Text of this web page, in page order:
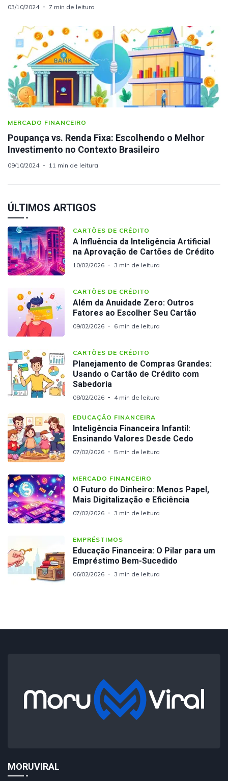
03/10/2024 7 min de leitura
MERCADO FINANCEIRO
Poupança vs. Renda Fixa: Escolhendo o Melhor
Investimento no Contexto Brasileiro
09/10/2024 11 min de leitura
ÚLTIMOS ARTIGOS
CARTÕES DE CRÉDITO
A Influência da Inteligência Artificial
na Aprovação de Cartões de Crédito
10/02/2026 3 min de leitura
CARTÕES DE CRÉDITO
Além da Anuidade Zero: Outros
Fatores ao Escolher Seu Cartão
09/02/2026 6 min de leitura
CARTÕES DE CRÉDITO
Planejamento de Compras Grandes:
Usando o Cartão de Crédito com
Sabedoria
08/02/2026 4 min de leitura
EDUCAÇÃO FINANCEIRA
Inteligência Financeira Infantil:
Ensinando Valores Desde Cedo
07/02/2026 5 min de leitura
MERCADO FINANCEIRO
O Futuro do Dinheiro: Menos Papel,
Mais Digitalização e Eficiência
07/02/2026 3 min de leitura
EMPRÉSTIMOS
Educação Financeira: O Pilar para um
Empréstimo Bem-Sucedido
06/02/2026 3 min de leitura
MORUVIRAL